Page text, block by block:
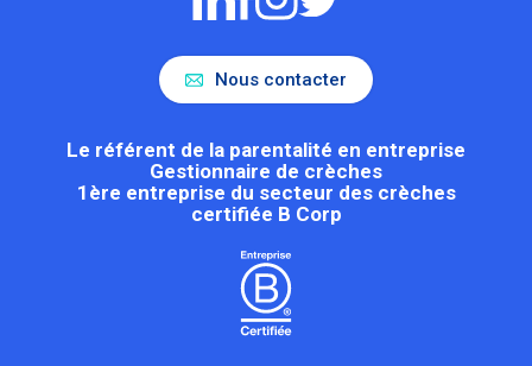
Nous contacter
Le référent de la parentalité en entreprise
Gestionnaire de crèches
1ère entreprise du secteur des crèches
certifiée B Corp